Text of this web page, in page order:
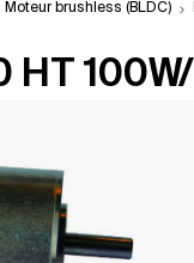
Moteur brushless (BLDC)
HT